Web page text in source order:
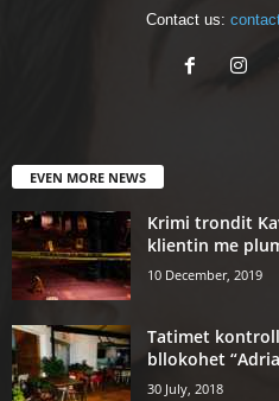
Contact us:
EVEN MORE NEWS
Krimi trondit
klientin me
10 December, 2019
Tatimet
bllokohet
30 July, 2018